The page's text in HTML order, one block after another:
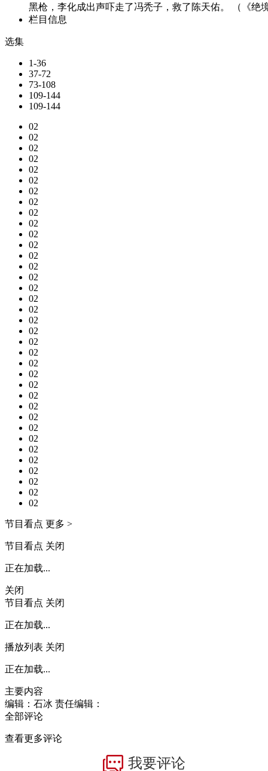
黑枪，李化成出声吓走了冯秃子，救了陈天佑。 （《绝
栏目信息
选集
1-36
37-72
73-108
109-144
109-144
02
02
02
02
02
02
02
02
02
02
02
02
02
02
02
02
02
02
02
02
02
02
02
02
02
02
02
02
02
02
02
02
02
02
02
02
节目看点 更多 >
节目看点 关闭
正在加载...
关闭
节目看点 关闭
正在加载...
播放列表 关闭
正在加载...
主要内容
编辑：石冰 责任编辑：
全部评论
查看更多评论